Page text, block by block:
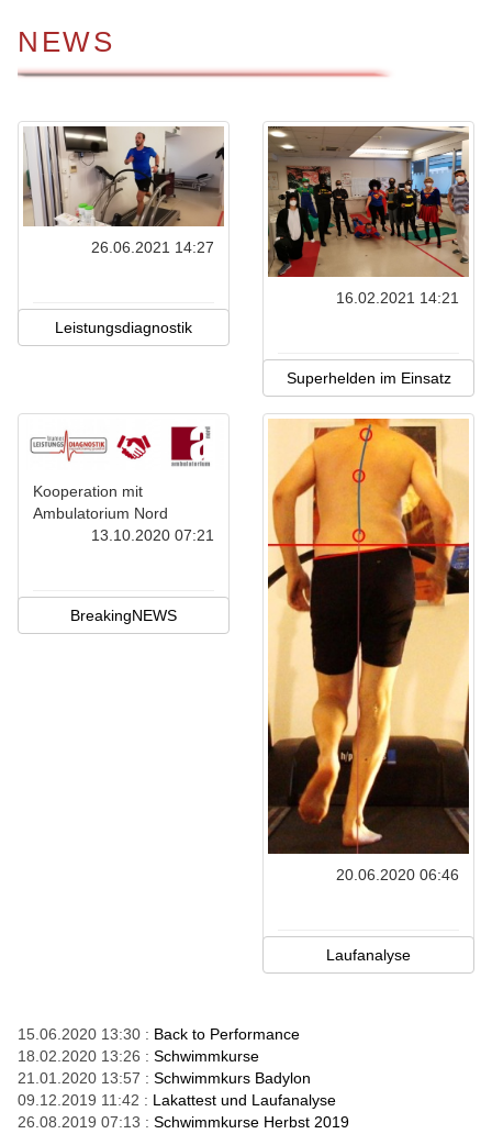
NEWS
26.06.2021 14:27
Leistungsdiagnostik
16.02.2021 14:21
Superhelden im Einsatz
Kooperation mit
Ambulatorium Nord
13.10.2020 07:21
BreakingNEWS
20.06.2020 06:46
Laufanalyse
15.06.2020 13:30 : Back to Performance
18.02.2020 13:26 : Schwimmkurse
21.01.2020 13:57 : Schwimmkurs Badylon
09.12.2019 11:42 : Lakattest und Laufanalyse
26.08.2019 07:13 : Schwimmkurse Herbst 2019